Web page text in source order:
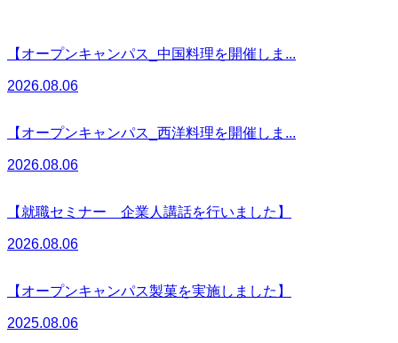
【オープンキャンパス_中国料理を開催しま...
2026.08.06
【オープンキャンパス_西洋料理を開催しま...
2026.08.06
【就職セミナー 企業人講話を行いました】
2026.08.06
【オープンキャンパス製菓を実施しました】
2025.08.06